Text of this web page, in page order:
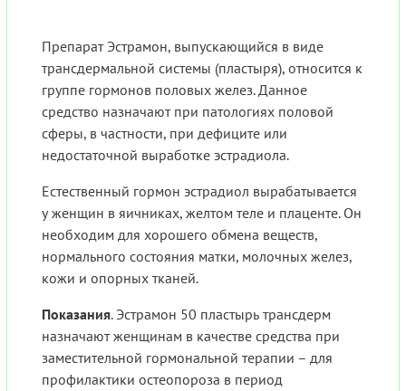
Препарат Эстрамон, выпускающийся в виде
трансдермальной системы (пластыря), относится к
группе гормонов половых желез. Данное
средство назначают при патологиях половой
сферы, в частности, при дефиците или
недостаточной выработке эстрадиола.
Естественный гормон эстрадиол вырабатывается
у женщин в яичниках, желтом теле и плаценте. Он
необходим для хорошего обмена веществ,
нормального состояния матки, молочных желез,
кожи и опорных тканей.
Показания. Эстрамон 50 пластырь трансдерм
назначают женщинам в качестве средства при
заместительной гормональной терапии – для
профилактики остеопороза в период